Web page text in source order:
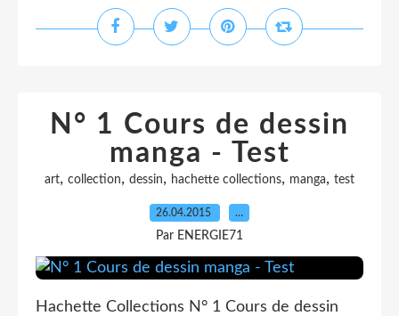
N° 1 Cours de dessin
manga - Test
art, collection, dessin, hachette collections, manga, test
26.04.2015 …
Par ENERGIE71
Hachette Collections N° 1 Cours de dessin